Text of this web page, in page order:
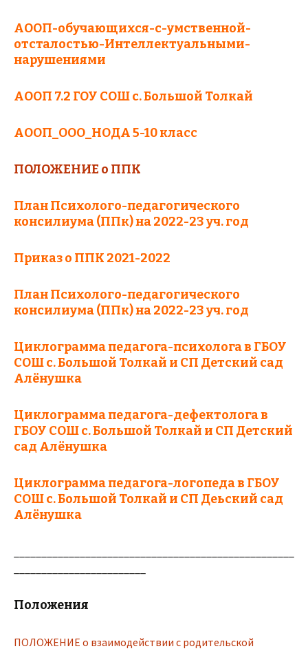
АООП-обучающихся-с-умственной-
отсталостью-Интеллектуальными-
нарушениями
АООП 7.2 ГОУ СОШ с. Большой Толкай
AOOП_OOO_НОДА 5-10 класс
ПОЛОЖЕНИЕ о ППК
План Психолого-педагогического
консилиума (ППк) на 2022-23 уч. год
Приказ о ППК 2021-2022
План Психолого-педагогического
консилиума (ППк) на 2022-23 уч. год
Циклограмма педагога-психолога в ГБОУ
СОШ с. Большой Толкай и СП Детский сад
Алёнушка
Циклограмма педагога-дефектолога в
ГБОУ СОШ с. Большой Толкай и СП Детский
сад Алёнушка
Циклограмма педагога-логопеда в ГБОУ
СОШ с. Большой Толкай и СП Деьский сад
Алёнушка
Положения
ПОЛОЖЕНИЕ о взаимодействии с родительской